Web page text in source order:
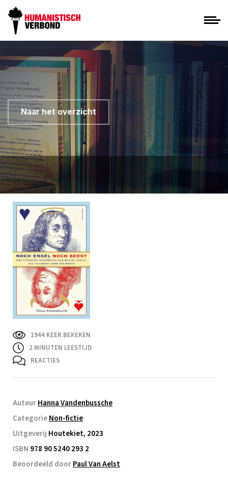
Naar het overzicht
1944 KEER BEKEKEN
2 MINUTEN LEESTIJD
REACTIES
AuteurHanna Vandenbussche
CategorieNon-fictie
Uitgeverij Houtekiet, 2023
ISBN 978 90 5240 293 2
Beoordeeld doorPaul Van Aelst